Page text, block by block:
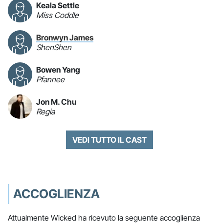
Keala Settle
Miss Coddle
Bronwyn James
ShenShen
Bowen Yang
Pfannee
Jon M. Chu
Regia
VEDI TUTTO IL CAST
ACCOGLIENZA
Attualmente Wicked ha ricevuto la seguente accoglienza